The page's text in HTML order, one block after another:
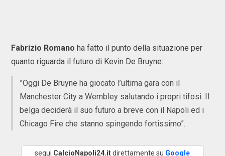
Fabrizio Romano ha fatto il punto della situazione per
quanto riguarda il futuro di Kevin De Bruyne:
”Oggi De Bruyne ha giocato l’ultima gara con il
Manchester City a Wembley salutando i propri tifosi. Il
belga deciderà il suo futuro a breve con il Napoli ed i
Chicago Fire che stanno spingendo fortissimo”.
segui CalcioNapoli24.itdirettamente su Google